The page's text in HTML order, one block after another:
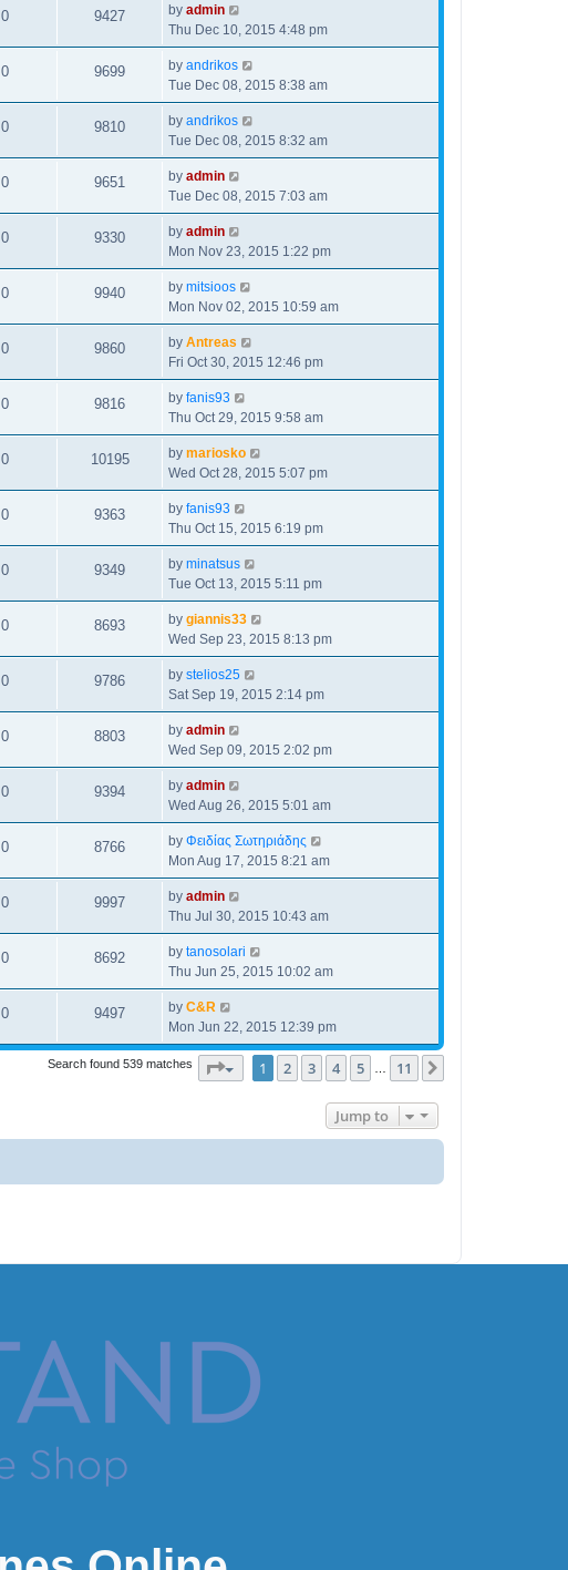
0 9427 by admin
Thu Dec 10, 2015 4:48 pm
0 9699 by andrikos
Tue Dec 08, 2015 8:38 am
0 9810 by andrikos
Tue Dec 08, 2015 8:32 am
0 9651 by admin
Tue Dec 08, 2015 7:03 am
0 9330 by admin
Mon Nov 23, 2015 1:22 pm
0 9940 by mitsioos
Mon Nov 02, 2015 10:59 am
0 9860 by Antreas
Fri Oct 30, 2015 12:46 pm
0 9816 by fanis93
Thu Oct 29, 2015 9:58 am
0 10195 by mariosko
Wed Oct 28, 2015 5:07 pm
0 9363 by fanis93
Thu Oct 15, 2015 6:19 pm
0 9349 by minatsus
Tue Oct 13, 2015 5:11 pm
0 8693 by giannis33
Wed Sep 23, 2015 8:13 pm
0 9786 by stelios25
Sat Sep 19, 2015 2:14 pm
0 8803 by admin
Wed Sep 09, 2015 2:02 pm
0 9394 by admin
Wed Aug 26, 2015 5:01 am
0 8766 by Φειδίας Σωτηριάδης
Mon Aug 17, 2015 8:21 am
0 9997 by admin
Thu Jul 30, 2015 10:43 am
0 8692 by tanosolari
Thu Jun 25, 2015 10:02 am
0 9497 by C&R
Mon Jun 22, 2015 12:39 pm
Search found 539 matches Page1 of 11
1 2 3 4 5 11
Jump to